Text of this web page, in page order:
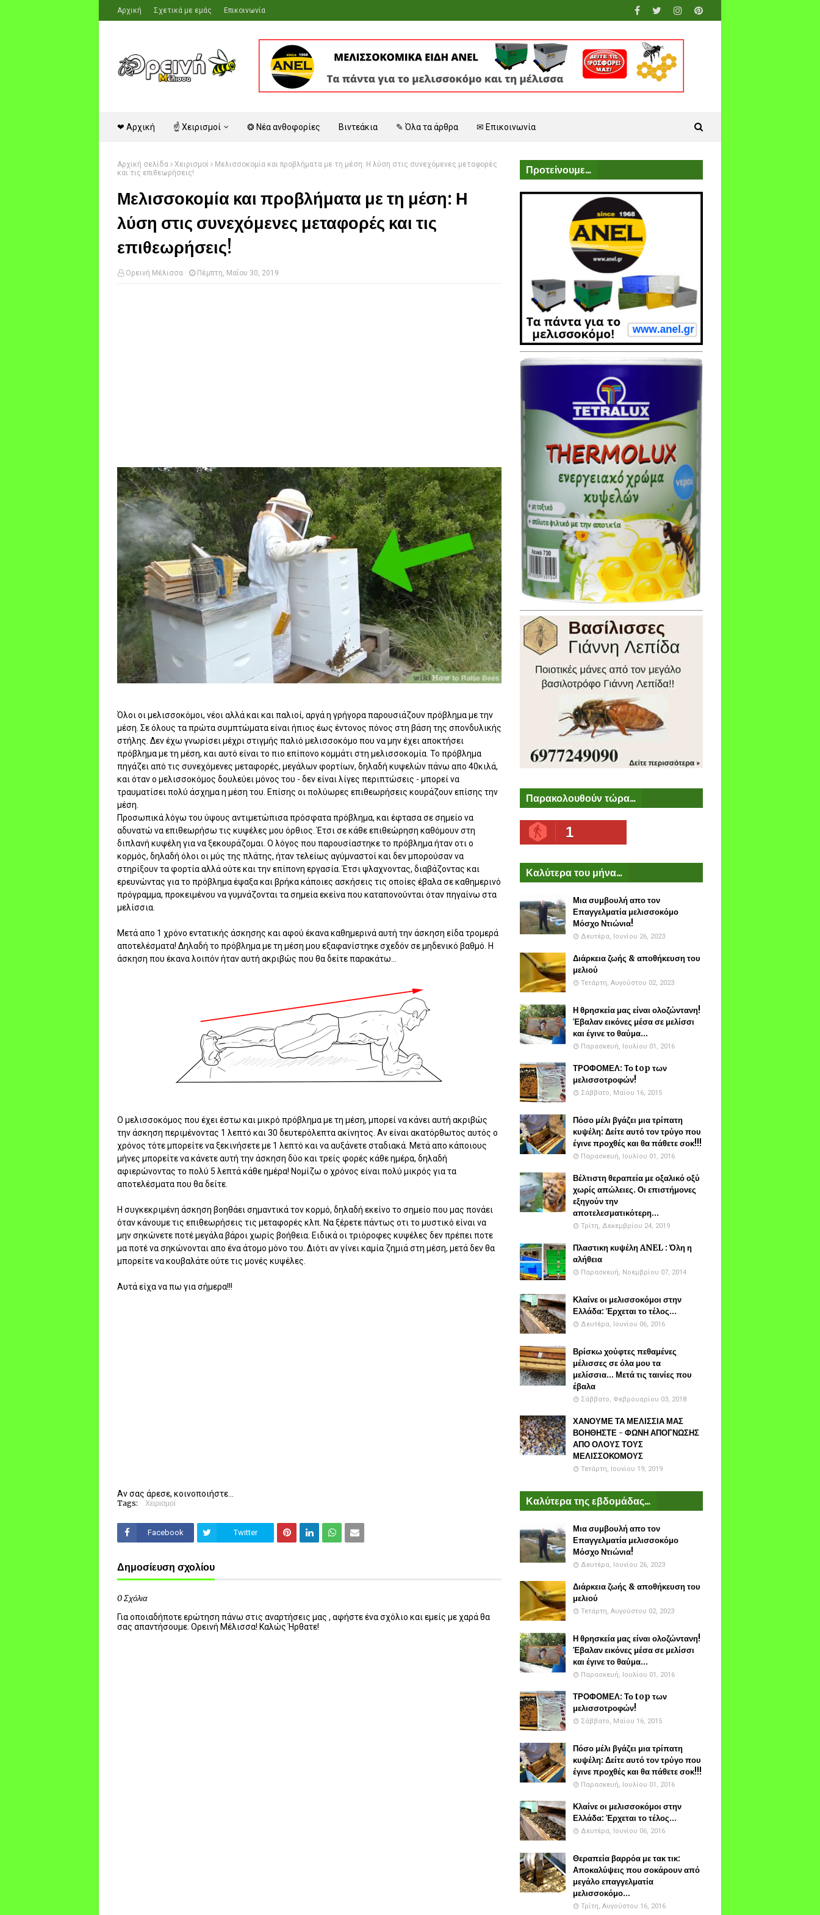
Αρχική Σχετικά με εμάς Επικοινωνία
❤ Αρχική ☝ Χειρισμοί ❂ Νέα ανθοφορίες Βιντεάκια ✎ Όλα τα άρθρα ✉ Επικοινωνία
Αρχική σελίδα Χειρισμοί
Μελισσοκομία και προβλήματα με τη μέση: Η λύση στις συνεχόμενες μεταφορές
και τις επιθεωρήσεις!
Μελισσοκομία και προβλήματα με τη μέση: Η
λύση στις συνεχόμενες μεταφορές και τις
επιθεωρήσεις!
Ορεινή Μέλισσα Πέμπτη, Μαΐου 30, 2019
Όλοι οι μελισσοκόμοι, νέοι αλλά και και παλιοί, αργά η γρήγορα παρουσιάζουν πρόβλημα με την
μέση. Σε όλους τα πρώτα συμπτώματα είναι ήπιος έως έντονος πόνος στη βάση της σπονδυλικής
στήλης. Δεν έχω γνωρίσει μέχρι στιγμής παλιό μελισσοκόμο που να μην έχει αποκτήσει
πρόβλημα με τη μέση, και αυτό είναι το πιο επίπονο κομμάτι στη μελισσοκομία. Το πρόβλημα
πηγάζει από τις συνεχόμενες μεταφορές, μεγάλων φορτίων, δηλαδή κυψελών πάνω απο 40κιλά,
και όταν ο μελισσοκόμος δουλεύει μόνος του - δεν είναι λίγες περιπτώσεις - μπορεί να
τραυματίσει πολύ άσχημα η μέση του. Επίσης οι πολύωρες επιθεωρήσεις κουράζουν επίσης την
μέση.
Προσωπικά λόγω του ύψους αντιμετώπισα πρόσφατα πρόβλημα, και έφτασα σε σημείο να
αδυνατώ να επιθεωρήσω τις κυψέλες μου όρθιος. Έτσι σε κάθε επιθεώρηση καθόμουν στη
διπλανή κυψέλη για να ξεκουράζομαι. Ο λόγος που παρουσίαστηκε το πρόβλημα ήταν οτι ο
κορμός, δηλαδή όλοι οι μύς της πλάτης, ήταν τελείως αγύμναστοί και δεν μπορούσαν να
στηρίξουν τα φορτία αλλά ούτε και την επίπονη εργασία. Έτσι ψλαχνοντας, διαβάζοντας και
ερευνώντας για το πρόβλημα έψαξα και βρήκα κάποιες ασκήσεις τις οποίες έβαλα σε καθημερινό
πρόγραμμα, προκειμένου να γυμνάζονται τα σημεία εκείνα που καταπονούνται όταν πηγαίνω στα
μελίσσια.
Μετά απο 1 χρόνο εντατικής άσκησης και αφού έκανα καθημερινά αυτή την άσκηση είδα τρομερά
αποτελέσματα! Δηλαδή το πρόβλημα με τη μέση μου εξαφανίστηκε σχεδόν σε μηδενικό βαθμό. Η
άσκηση που έκανα λοιπόν ήταν αυτή ακριβώς που θα δείτε παρακάτω...
Ο μελισσοκόμος που έχει έστω και μικρό πρόβλημα με τη μέση, μπορεί να κάνει αυτή ακριβώς
την άσκηση περιμένοντας 1 λεπτό και 30 δευτερόλεπτα ακίνητος. Αν είναι ακατόρθωτος αυτός ο
χρόνος τότε μπορείτε να ξεκινήσετε με 1 λεπτό και να αυξάνετε σταδιακά. Μετά απο κάποιους
μήνες μπορείτε να κάνετε αυτή την άσκηση δύο και τρείς φορές κάθε ημέρα, δηλαδή
αφιερώνοντας το πολύ 5 λεπτά κάθε ημέρα! Νομίζω ο χρόνος είναι πολύ μικρός για τα
αποτελέσματα που θα δείτε.
Η συγκεκριμένη άσκηση βοηθάει σημαντικά τον κορμό, δηλαδή εκείνο το σημείο που μας πονάει
όταν κάνουμε τις επιθεωρήσεις τις μεταφορές κλπ. Να ξέρετε πάντως οτι το μυστικό είναι να
μην σηκώνετε ποτέ μεγάλα βάροι χωρίς βοήθεια. Ειδικά οι τριόροφες κυψέλες δεν πρέπει ποτε
μα ποτέ να σηκώνονται απο ένα άτομο μόνο του. Διότι αν γίνει καμία ζημιά στη μέση, μετά δεν θα
μπορείτε να κουβαλάτε ούτε τις μονές κυψέλες.
Αυτά είχα να πω για σήμερα!!!
Αν σας άρεσε, κοινοποιήστε...
Tags: Χειρισμοί
Facebook Twitter
Δημοσίευση σχολίου
0 Σχόλια
Για οποιαδήποτε ερώτηση πάνω στις αναρτήσεις μας , αφήστε ένα σχόλιο και εμείς με χαρά θα
σας απαντήσουμε. Ορεινή Μέλισσα! Καλώς Ήρθατε!
Προτείνουμε...
Παρακολουθούν τώρα...
1
Καλύτερα του μήνα...
Μια συμβουλή απο τον
Επαγγελματία μελισσοκόμο
Μόσχο Ντιώνια!
Δευτέρα, Ιουνίου 26, 2023
Διάρκεια ζωής & αποθήκευση του
μελιού
Τετάρτη, Αυγούστου 02, 2023
Η θρησκεία μας είναι ολοζώντανη!
Έβαλαν εικόνες μέσα σε μελίσσι
και έγινε το θαύμα...
Παρασκευή, Ιουλίου 01, 2016
ΤΡΟΦΟΜΕΛ: Το top των
μελισσοτροφών!
Σάββατο, Μαΐου 16, 2015
Πόσο μέλι βγάζει μια τρίπατη
κυψέλη: Δείτε αυτό τον τρύγο που
έγινε προχθές και θα πάθετε σοκ!!!
Παρασκευή, Ιουλίου 01, 2016
Βέλτιστη θεραπεία με οξαλικό οξύ
χωρίς απώλειες. Οι επιστήμονες
εξηγούν την
αποτελεσματικότερη...
Τρίτη, Δεκεμβρίου 24, 2019
Πλαστικη κυψέλη ANEL : Όλη η
αλήθεια
Παρασκευή, Νοεμβρίου 07, 2014
Κλαίνε οι μελισσοκόμοι στην
Ελλάδα: Έρχεται το τέλος...
Δευτέρα, Ιουνίου 06, 2016
Βρίσκω χούφτες πεθαμένες
μέλισσες σε όλα μου τα
μελίσσια... Μετά τις ταινίες που
έβαλα
Σάββατο, Φεβρουαρίου 03, 2018
ΧΑΝΟΥΜΕ ΤΑ ΜΕΛΙΣΣΙΑ ΜΑΣ
ΒΟΗΘΗΣΤΕ - ΦΩΝΗ ΑΠΟΓΝΩΣΗΣ
ΑΠΟ ΟΛΟΥΣ ΤΟΥΣ
ΜΕΛΙΣΣΟΚΟΜΟΥΣ
Τετάρτη, Ιουνίου 19, 2019
Καλύτερα της εβδομάδας...
Μια συμβουλή απο τον
Επαγγελματία μελισσοκόμο
Μόσχο Ντιώνια!
Δευτέρα, Ιουνίου 26, 2023
Διάρκεια ζωής & αποθήκευση του
μελιού
Τετάρτη, Αυγούστου 02, 2023
Η θρησκεία μας είναι ολοζώντανη!
Έβαλαν εικόνες μέσα σε μελίσσι
και έγινε το θαύμα...
Παρασκευή, Ιουλίου 01, 2016
ΤΡΟΦΟΜΕΛ: Το top των
μελισσοτροφών!
Σάββατο, Μαΐου 16, 2015
Πόσο μέλι βγάζει μια τρίπατη
κυψέλη: Δείτε αυτό τον τρύγο που
έγινε προχθές και θα πάθετε σοκ!!!
Παρασκευή, Ιουλίου 01, 2016
Κλαίνε οι μελισσοκόμοι στην
Ελλάδα: Έρχεται το τέλος...
Δευτέρα, Ιουνίου 06, 2016
Θεραπεία βαρρόα με τακ τικ:
Αποκαλύψεις που σοκάρουν από
μεγάλο επαγγελματία
μελισσοκόμο...
Τρίτη, Αυγούστου 16, 2016